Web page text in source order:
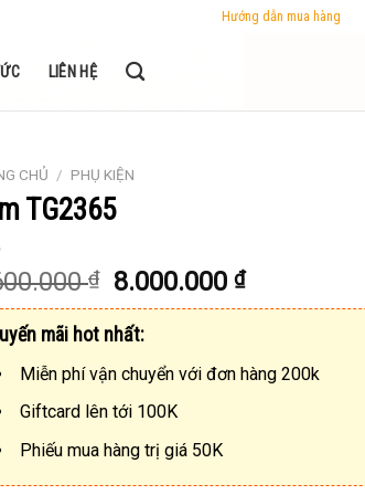
Hướng dẫn mua hàng
LIÊN HỆ
CHỦ / PHỤ KIỆN
TG2365
₫ 8.000.000₫
mãi hot nhất:
Miễn phí vận chuyển với đơn hàng 200k
Giftcard lên tới 100K
Phiếu mua hàng trị giá 50K